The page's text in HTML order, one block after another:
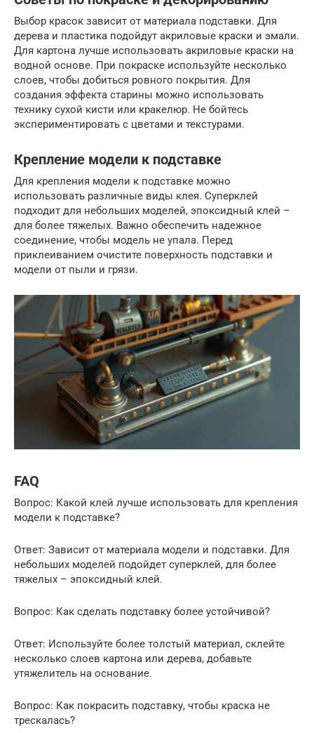
Выбор красок зависит от материала подставки. Для
дерева и пластика подойдут акриловые краски и эмали.
Для картона лучше использовать акриловые краски на
водной основе. При покраске используйте несколько
слоев, чтобы добиться ровного покрытия. Для
создания эффекта старины можно использовать
технику сухой кисти или кракелюр. Не бойтесь
экспериментировать с цветами и текстурами.
Крепление модели к подставке
Для крепления модели к подставке можно
использовать различные виды клея. Суперклей
подходит для небольших моделей, эпоксидный клей –
для более тяжелых. Важно обеспечить надежное
соединение, чтобы модель не упала. Перед
приклеиванием очистите поверхность подставки и
модели от пыли и грязи.
FAQ
Вопрос: Какой клей лучше использовать для крепления
модели к подставке?
Ответ: Зависит от материала модели и подставки. Для
небольших моделей подойдет суперклей, для более
тяжелых – эпоксидный клей.
Вопрос: Как сделать подставку более устойчивой?
Ответ: Используйте более толстый материал, склейте
несколько слоев картона или дерева, добавьте
утяжелитель на основание.
Вопрос: Как покрасить подставку, чтобы краска не
трескалась?